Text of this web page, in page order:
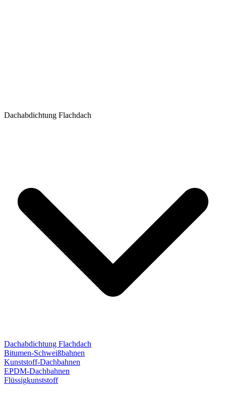
Dachabdichtung Flachdach
Dachabdichtung Flachdach
Bitumen-Schweißbahnen
Kunststoff-Dachbahnen
EPDM-Dachbahnen
Flüssigkunststoff